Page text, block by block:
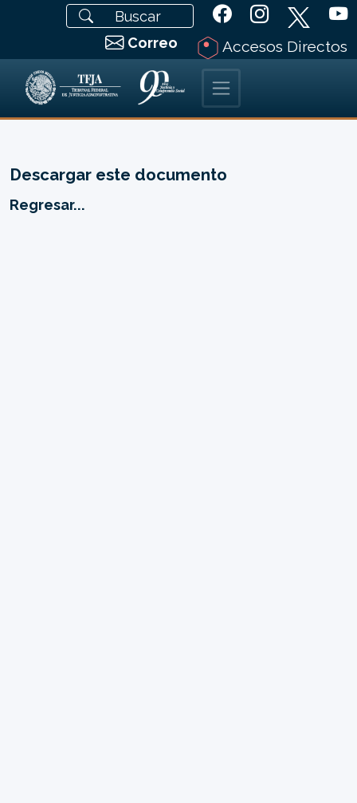
Correo Accesos Directos
Descargar este documento
Regresar...